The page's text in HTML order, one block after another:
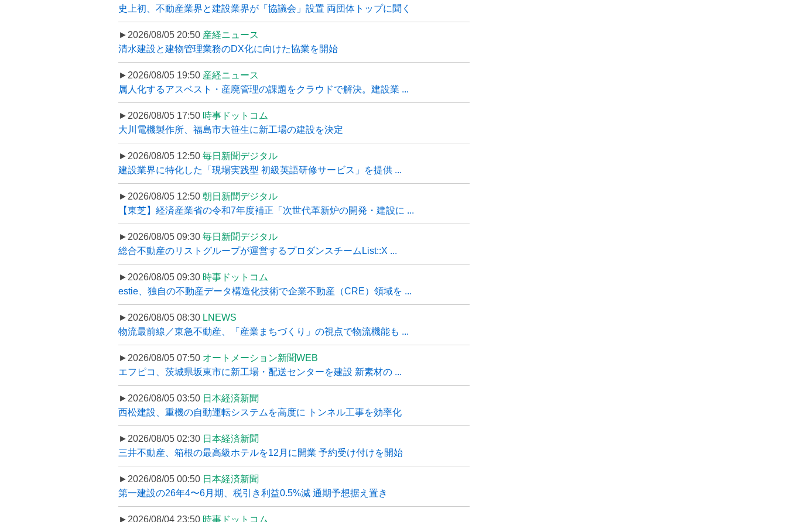
史上初、不動産業界と建設業界が「協議会」設置 両団体トップに聞く
►2026/08/05 20:50 産経ニュース
清水建設と建物管理業務のDX化に向けた協業を開始
►2026/08/05 19:50 産経ニュース
属人化するアスベスト・産廃管理の課題をクラウドで解決。建設業 ...
►2026/08/05 17:50 時事ドットコム
大川電機製作所、福島市大笹生に新工場の建設を決定
►2026/08/05 12:50 毎日新聞デジタル
建設業界に特化した「現場実践型 初級英語研修サービス」を提供 ...
►2026/08/05 12:50 朝日新聞デジタル
【東芝】経済産業省の令和7年度補正「次世代革新炉の開発・建設に ...
►2026/08/05 09:30 毎日新聞デジタル
総合不動産のリストグループが運営するプロダンスチームList::X ...
►2026/08/05 09:30 時事ドットコム
estie、独自の不動産データ構造化技術で企業不動産（CRE）領域を ...
►2026/08/05 08:30 LNEWS
物流最前線／東急不動産、「産業まちづくり」の視点で物流機能も ...
►2026/08/05 07:50 オートメーション新聞WEB
エフピコ、茨城県坂東市に新工場・配送センターを建設 新素材の ...
►2026/08/05 03:50 日本経済新聞
西松建設、重機の自動運転システムを高度に トンネル工事を効率化
►2026/08/05 02:30 日本経済新聞
三井不動産、箱根の最高級ホテルを12月に開業 予約受け付けを開始
►2026/08/05 00:50 日本経済新聞
第一建設の26年4〜6月期、税引き利益0.5%減 通期予想据え置き
►2026/08/04 23:50 時事ドットコム